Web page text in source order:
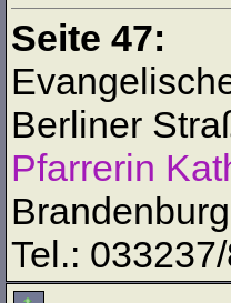
Seite 47:
Berliner
Pfarrerin
Tel.: